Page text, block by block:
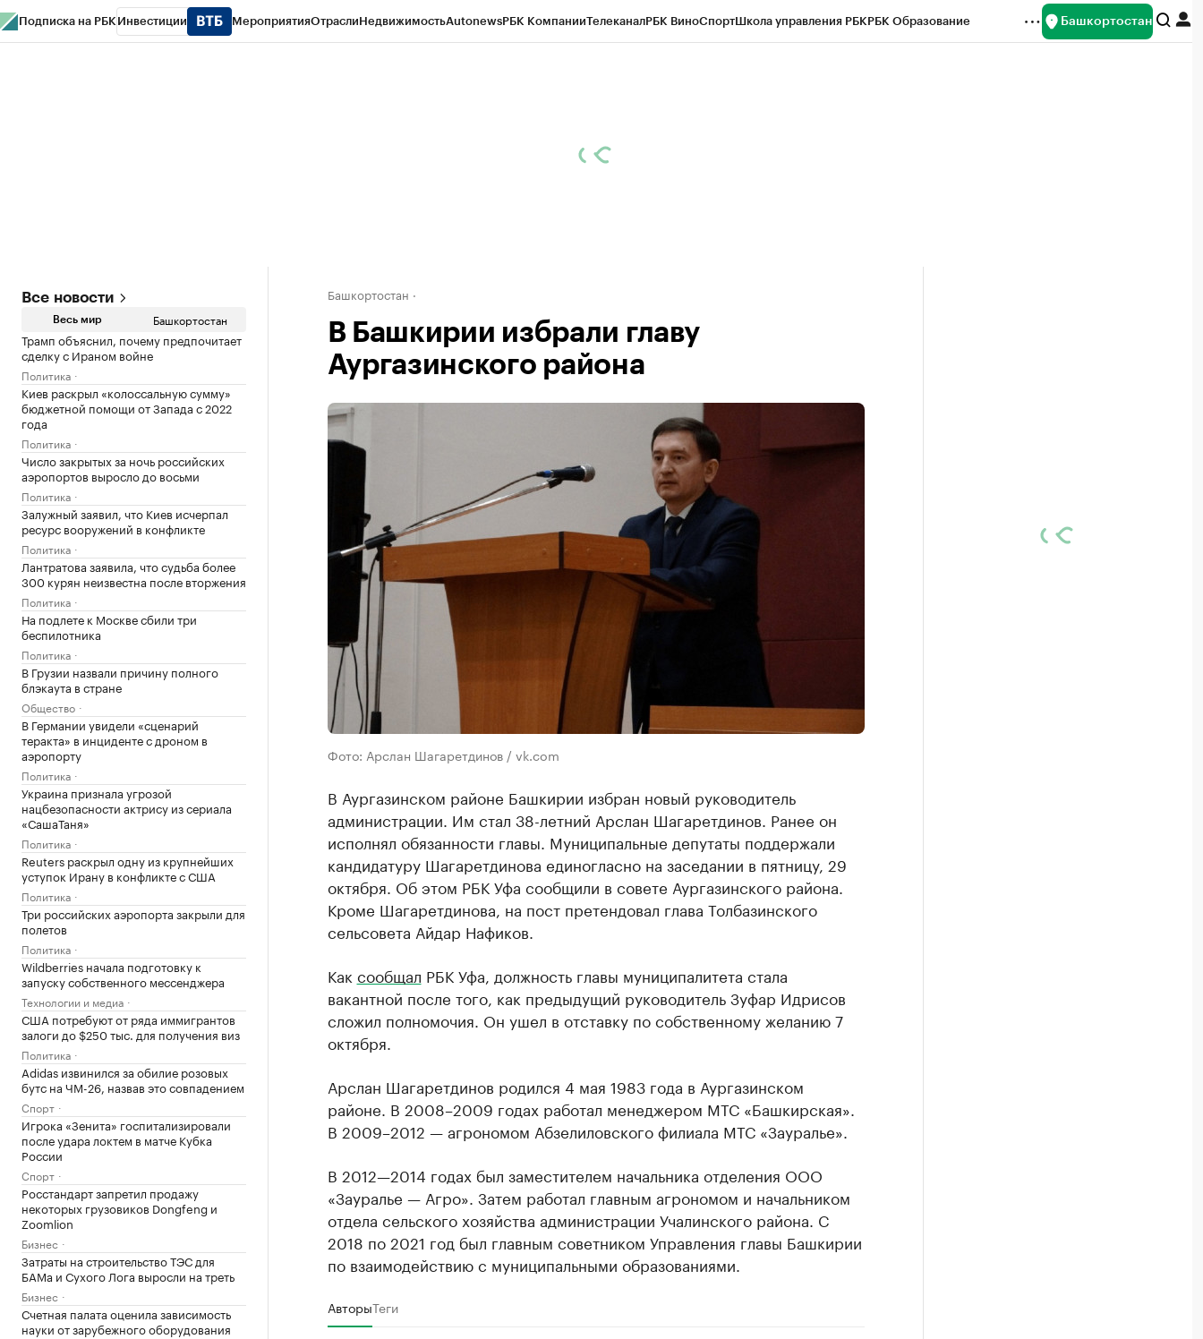
Подписка на РБК Инвестиции МероприятияОтраслиНедвижимостьAutonewsРБК КомпанииТелеканалРБК ВиноСпортШкола управления РБКРБК Образование Башкортостан
Все новости
Весь мир Башкортостан
Трамп объяснил, почему предпочитает
сделку с Ираном войне
Политика
Киев раскрыл «колоссальную сумму»
бюджетной помощи от Запада с 2022
года
Политика
Число закрытых за ночь российских
аэропортов выросло до восьми
Политика
Залужный заявил, что Киев исчерпал
ресурс вооружений в конфликте
Политика
Лантратова заявила, что судьба более
300 курян неизвестна после вторжения
Политика
На подлете к Москве сбили три
беспилотника
Политика
В Грузии назвали причину полного
блэкаута в стране
Общество
В Германии увидели «сценарий
теракта» в инциденте с дроном в
аэропорту
Политика
Украина признала угрозой
нацбезопасности актрису из сериала
«СашаТаня»
Политика
Reuters раскрыл одну из крупнейших
уступок Ирану в конфликте с США
Политика
Три российских аэропорта закрыли для
полетов
Политика
Wildberries начала подготовку к
запуску собственного мессенджера
Технологии и медиа
США потребуют от ряда иммигрантов
залоги до $250 тыс. для получения виз
Политика
Adidas извинился за обилие розовых
бутс на ЧМ-26, назвав это совпадением
Спорт
Игрока «Зенита» госпитализировали
после удара локтем в матче Кубка
России
Спорт
Росстандарт запретил продажу
некоторых грузовиков Dongfeng и
Zoomlion
Бизнес
Затраты на строительство ТЭС для
БАМа и Сухого Лога выросли на треть
Бизнес
Счетная палата оценила зависимость
науки от зарубежного оборудования
Башкортостан
В Башкирии избрали главу
Аургазинского района
Фото: Арслан Шагаретдинов / vk.com
В Аургазинском районе Башкирии избран новый руководитель
администрации. Им стал 38-летний Арслан Шагаретдинов. Ранее он
исполнял обязанности главы. Муниципальные депутаты поддержали
кандидатуру Шагаретдинова единогласно на заседании в пятницу, 29
октября. Об этом РБК Уфа сообщили в совете Аургазинского района.
Кроме Шагаретдинова, на пост претендовал глава Толбазинского
сельсовета Айдар Нафиков.
Как сообщал РБК Уфа, должность главы муниципалитета стала
вакантной после того, как предыдущий руководитель Зуфар Идрисов
сложил полномочия. Он ушел в отставку по собственному желанию 7
октября.
Арслан Шагаретдинов родился 4 мая 1983 года в Аургазинском
районе. В 2008–2009 годах работал менеджером МТС «Башкирская».
В 2009–2012 — агрономом Абзелиловского филиала МТС «Зауралье».
В 2012—2014 годах был заместителем начальника отделения ООО
«Зауралье — Агро». Затем работал главным агрономом и начальником
отдела сельского хозяйства администрации Учалинского района. С
2018 по 2021 год был главным советником Управления главы Башкирии
по взаимодействию с муниципальными образованиями.
АвторыТеги